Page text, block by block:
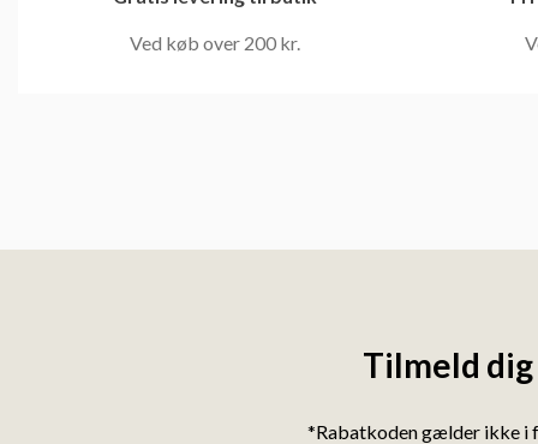
Ved køb over 200 kr.
Tilmeld
*Rabatkoden gælder ikke i